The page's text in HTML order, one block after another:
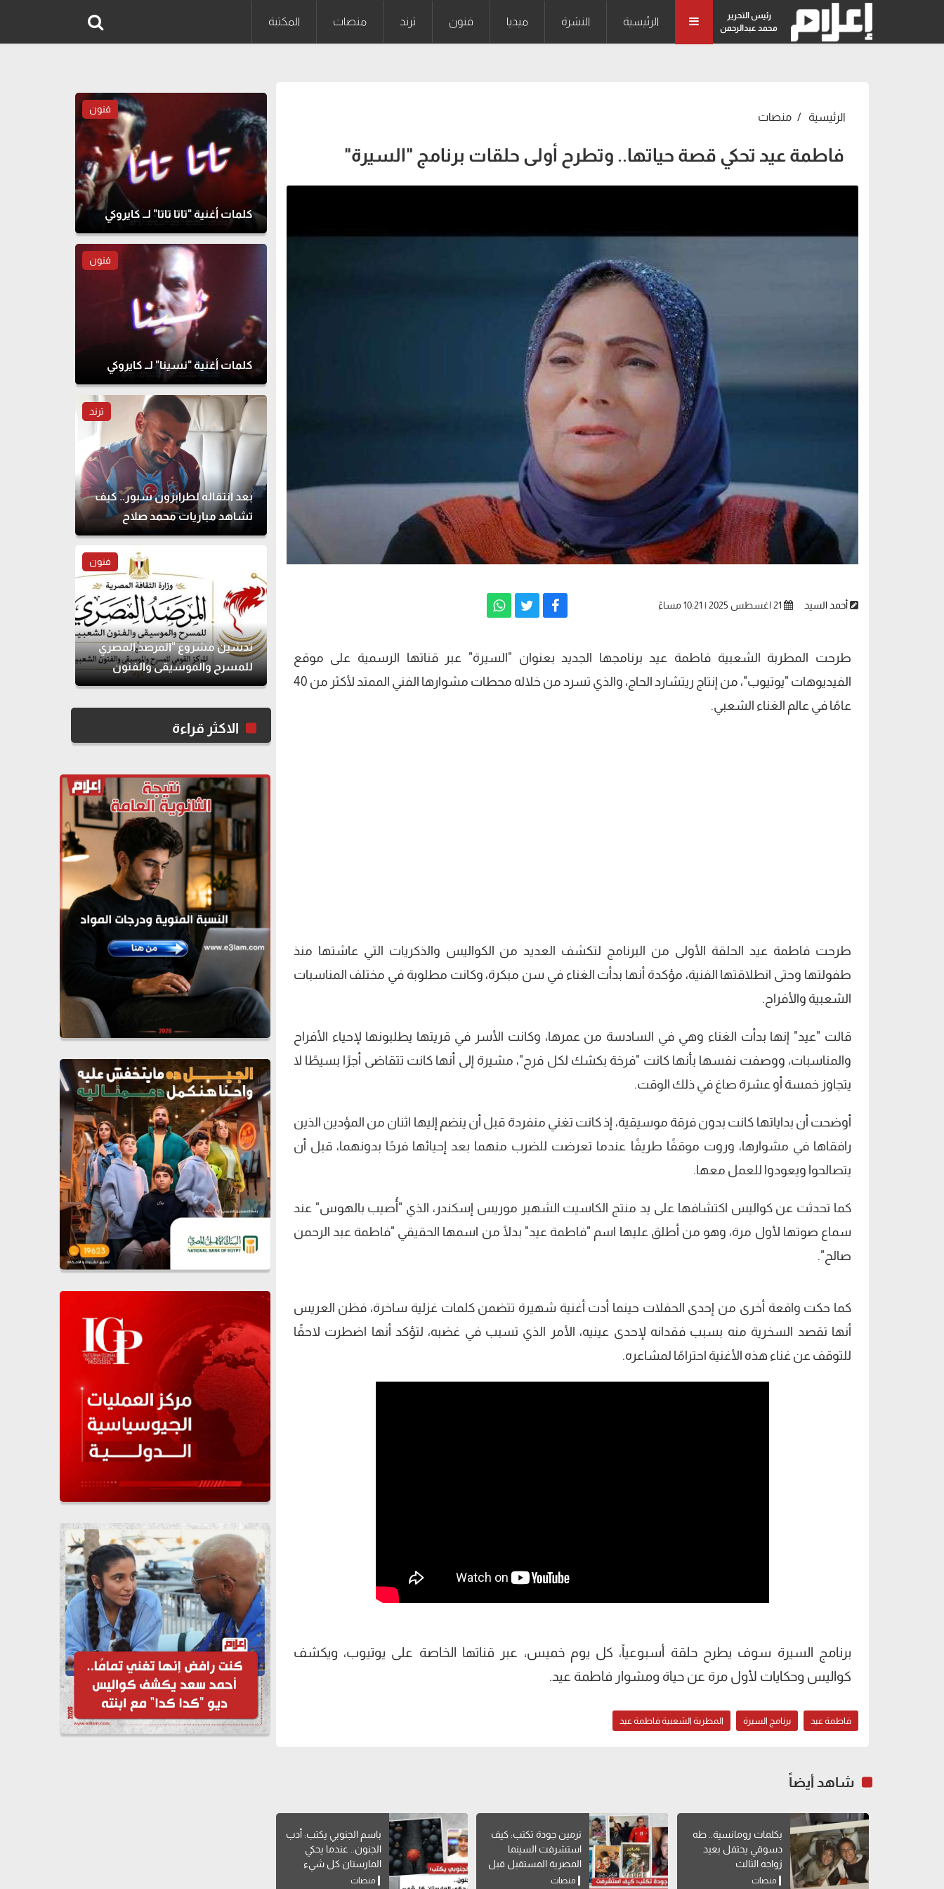
رئيس التحرير
محمد عبدالرحمن
الرئيسية النشرة ميديا فنون ترند منصات المكتبة
الرئيسية منصات
فاطمة عيد تحكي قصة حياتها.. وتطرح أولى حلقات برنامج "السيرة"
أحمد السيد
طرحت المطربة الشعبية فاطمة عيد برنامجها الجديد بعنوان "السيرة" عبر قناتها الرسمية على موقع
الفيديوهات "يوتيوب"، من إنتاج ريتشارد الحاج، والذي تسرد من خلاله محطات مشوارها الفني الممتد لأكثر من 40
عامًا في عالم الغناء الشعبي.
طرحت فاطمة عيد الحلقة الأولى من البرنامج لتكشف العديد من الكواليس والذكريات التي عاشتها منذ
طفولتها وحتى انطلاقتها الفنية، مؤكدة أنها بدأت الغناء في سن مبكرة، وكانت مطلوبة في مختلف المناسبات
الشعبية والأفراح.
قالت "عيد" إنها بدأت الغناء وهي في السادسة من عمرها، وكانت الأسر في قريتها يطلبونها لإحياء الأفراح
والمناسبات، ووصفت نفسها بأنها كانت "فرخة بكشك لكل فرح"، مشيرة إلى أنها كانت تتقاضى أجرًا بسيطًا لا
يتجاوز خمسة أو عشرة صاغ في ذلك الوقت.
أوضحت أن بداياتها كانت بدون فرقة موسيقية، إذ كانت تغني منفردة قبل أن ينضم إليها اثنان من المؤدين الذين
رافقاها في مشوارها، وروت موقفًا طريفًا عندما تعرضت للضرب منهما بعد إحيائها فرحًا بدونهما، قبل أن
يتصالحوا ويعودوا للعمل معها.
كما تحدثت عن كواليس اكتشافها على يد منتج الكاسيت الشهير موريس إسكندر، الذي "أُصيب بالهوس" عند
سماع صوتها لأول مرة، وهو من أطلق عليها اسم "فاطمة عيد" بدلًا من اسمها الحقيقي "فاطمة عبد الرحمن
صالح".
كما حكت واقعة أخرى من إحدى الحفلات حينما أدت أغنية شهيرة تتضمن كلمات غزلية ساخرة، فظن العريس
أنها تقصد السخرية منه بسبب فقدانه لإحدى عينيه، الأمر الذي تسبب في غضبه، لتؤكد أنها اضطرت لاحقًا
للتوقف عن غناء هذه الأغنية احترامًا لمشاعره.
برنامج السيرة سوف يطرح حلقة أسبوعياً، كل يوم خميس، عبر قناتها الخاصة على يوتيوب، ويكشف
كواليس وحكايات لأول مرة عن حياة ومشوار فاطمة عيد.
فاطمة عيد برنامج السيرة المطربة الشعبية فاطمة عيد
شاهد أيضاً
بكلمات رومانسية.. طه
دسوقي يحتفل بعيد
زواجه الثالث
منصات
نرمين جودة تكتب: كيف
استشرفت السينما
المصرية المستقبل قبل
وقوعه؟
منصات
باسم الجنوبي يكتب: أدب
الجنون.. عندما يحكي
المارستان كل شيء
منصات
فنون
كلمات أغنية "تاتا تاتا" لــ كايروكي
فنون
كلمات أغنية "نسينا" لــ كايروكي
ترند
بعد انتقاله لطرابزون سبور.. كيف
تشاهد مباريات محمد صلاح
بالدوري التركي؟
فنون
تدشين مشروع "المرصد المصري
للمسرح والموسيقى والفنون
الشعبية"
الاكثر قراءة